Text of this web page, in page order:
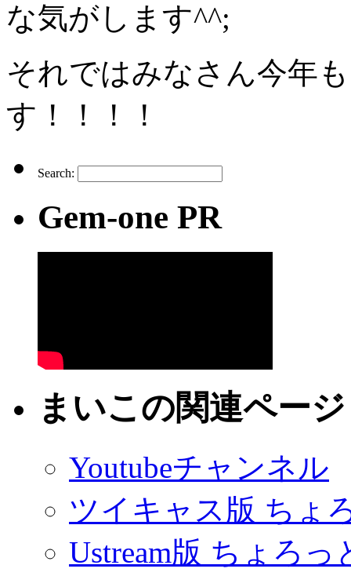
な気がします^^;
それではみなさん今年
す！！！！
Search:
Gem-one PR
まいこの関連ページ
Youtubeチャンネル
ツイキャス版 ちょ
Ustream版 ちょろっ